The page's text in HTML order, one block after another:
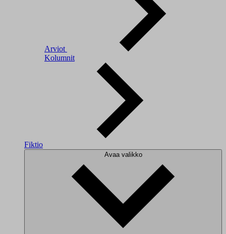
Arviot
Kolumnit
Fiktio
Avaa valikko